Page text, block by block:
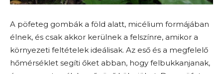
A pöfeteg gombák a föld alatt, micélium formájában
élnek, és csak akkor kerülnek a felszínre, amikor a
környezeti feltételek ideálisak. Az eső és a megfelelő
hőmérséklet segíti őket abban, hogy felbukkanjanak,